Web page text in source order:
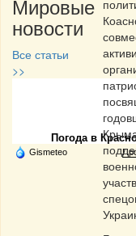
Мировые
новости
Все статьи
>>
Частная
Погода в
Gismeteo